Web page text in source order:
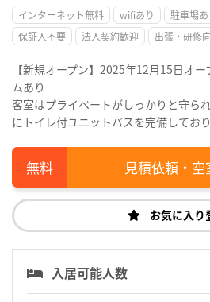
インターネット無料 wifiあり 駐車場あ
保証人不要
法人契約歓迎 出張・研修
【新規オープン】2025年12月15日オ
ムあり
客室はプライベートがしっかりと守ら
にトイレ付ユニットバスを完備しており
見積依頼・
お気に入り
入居可能人数